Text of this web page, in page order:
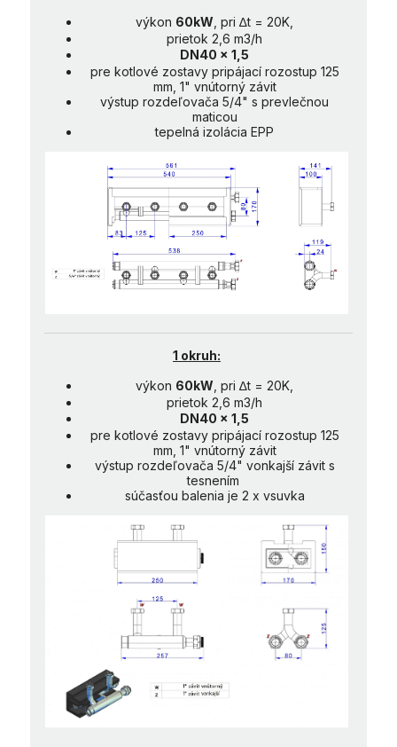
výkon 60kW , pri ∆t = 20K,
prietok 2,6 m3/h
DN40 x 1,5
pre kotlové zostavy pripájací rozostup 125
mm, 1" vnútorný závit
výstup rozdeľovača 5/4" s prevlečnou
maticou
tepelná izolácia EPP
1 okruh:
výkon 60kW , pri ∆t = 20K,
prietok 2,6 m3/h
DN40 x 1,5
pre kotlové zostavy pripájací rozostup 125
mm, 1" vnútorný závit
výstup rozdeľovača 5/4" vonkajší závit s
tesnením
súčasťou balenia je 2 x vsuvka